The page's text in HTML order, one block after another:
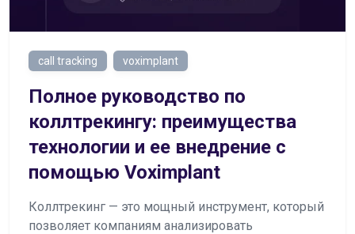
call tracking voximplant
Полное руководство по
коллтрекингу: преимущества
технологии и ее внедрение с
помощью Voximplant
Коллтрекинг — это мощный инструмент, который
позволяет компаниям анализировать